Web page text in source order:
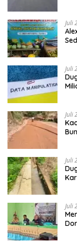
Juli
Juli
Juli
Juli
Juli